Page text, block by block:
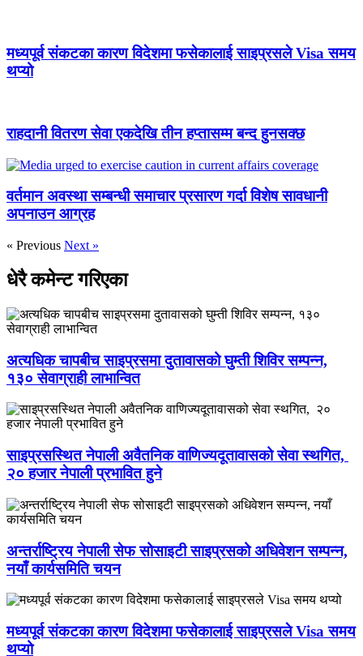
मध्यपूर्व संकटका कारण विदेशमा फसेकालाई साइप्रसले Visa समय
थप्यो
राहदानी वितरण सेवा एकदेखि तीन हप्तासम्म बन्द हुनसक्छ
वर्तमान अवस्था सम्बन्धी समाचार प्रसारण गर्दा विशेष सावधानी
अपनाउन आग्रह
« Previous Next »
धेरै कमेन्ट गरिएका
अत्यधिक चापबीच साइप्रसमा दुतावासको घुम्ती शिविर सम्पन्न,
१३० सेवाग्राही लाभान्वित
साइप्रसस्थित नेपाली अवैतनिक वाणिज्यदूतावासको सेवा स्थगित,
२० हजार नेपाली प्रभावित हुने
अन्तर्राष्ट्रिय नेपाली सेफ सोसाइटी साइप्रसको अधिवेशन सम्पन्न,
नयाँ कार्यसमिति चयन
मध्यपूर्व संकटका कारण विदेशमा फसेकालाई साइप्रसले Visa समय
थप्यो